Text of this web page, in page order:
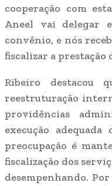
cooperação com
Aneel vai delegar
convênio, e nós
fiscalizar a prestação
Ribeiro destacou
reestruturação
providências
execução
preocupação é
fiscalização dos
desempenhando.